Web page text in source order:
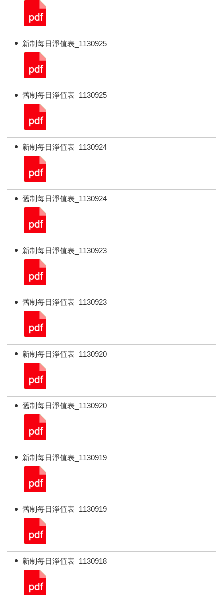
新制每日淨值表_1130925
舊制每日淨值表_1130925
新制每日淨值表_1130924
舊制每日淨值表_1130924
新制每日淨值表_1130923
舊制每日淨值表_1130923
新制每日淨值表_1130920
舊制每日淨值表_1130920
新制每日淨值表_1130919
舊制每日淨值表_1130919
新制每日淨值表_1130918